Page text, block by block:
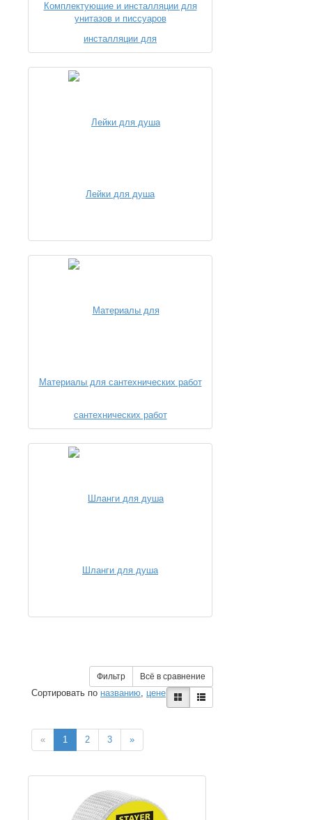
Комплектующие и инсталляции для
унитазов и писсуаров
Лейки для душа
Материалы для сантехнических работ
Шланги для душа
Фильтр Всё в сравнение
Сортировать по названию, цене
« 1 2 3 »